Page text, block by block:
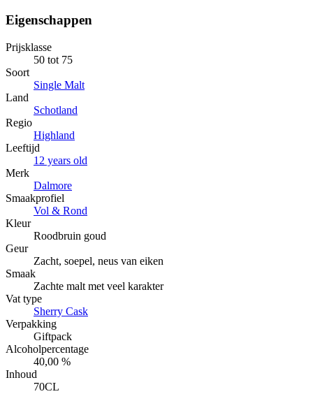
Eigenschappen
Prijsklasse
50 tot 75
Soort
Single Malt
Land
Schotland
Regio
Highland
Leeftijd
12 years old
Merk
Dalmore
Smaakprofiel
Vol & Rond
Kleur
Roodbruin goud
Geur
Zacht, soepel, neus van eiken
Smaak
Zachte malt met veel karakter
Vat type
Sherry Cask
Verpakking
Giftpack
Alcoholpercentage
40,00 %
Inhoud
70CL